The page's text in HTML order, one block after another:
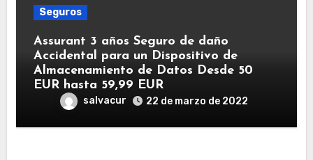
Seguros
Assurant 3 años Seguro de daño
Accidental para un Dispositivo de
Almacenamiento de Datos Desde 50
EUR hasta 59,99 EUR
salvacur 22 de marzo de 2022